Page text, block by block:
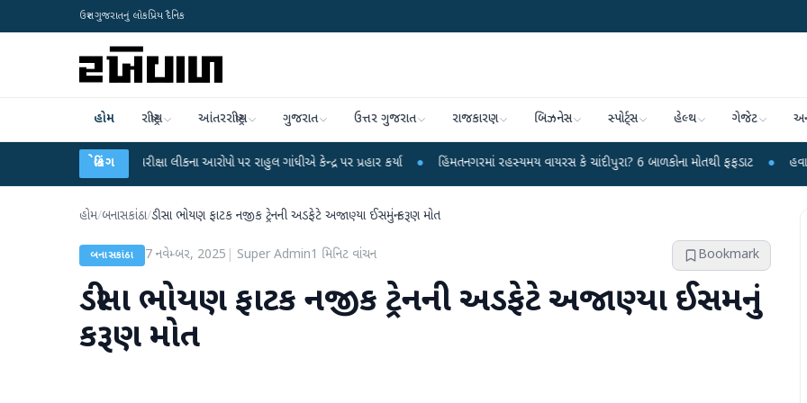
ઉત્તર ગુજરાતનું લોકપ્રિય દૈનિક
હોમ રાષ્ટ્રીય આંતરરાષ્ટ્રીય ગુજરાત ઉત્તર ગુજરાત રાજકારણ બિઝનેસ સ્પોર્ટ્સ હેલ્થ ગેજેટ
બ્રેકિંગ
UGC-NET પરીક્ષા લીકના આરોપો પર રાહુલ ગાંધીએ કેન્દ્ર પર પ્રહાર કર્યા ● હિંમતનગરમાં રહસ્યમય વાયરસ કે ચાંદીપુરા? 6 બાળકોના મોતથી ફફડાટ ● હવામાન વિભાગે 18
હોમ/બનાસકાંઠા/ડીસા ભોયણ ફાટક નજીક ટ્રેનની અડફેટે અજાણ્યા ઈસમનું કરૂણ મોત
બનાસકાંઠા 7 નવેમ્બર, 2025 Super Admin1 મિનિટ વાંચન Bookmark
ડીસા ભોયણ ફાટક નજીક ટ્રેનની અડફેટે અજાણ્યા ઈસમનું
કરૂણ મોત